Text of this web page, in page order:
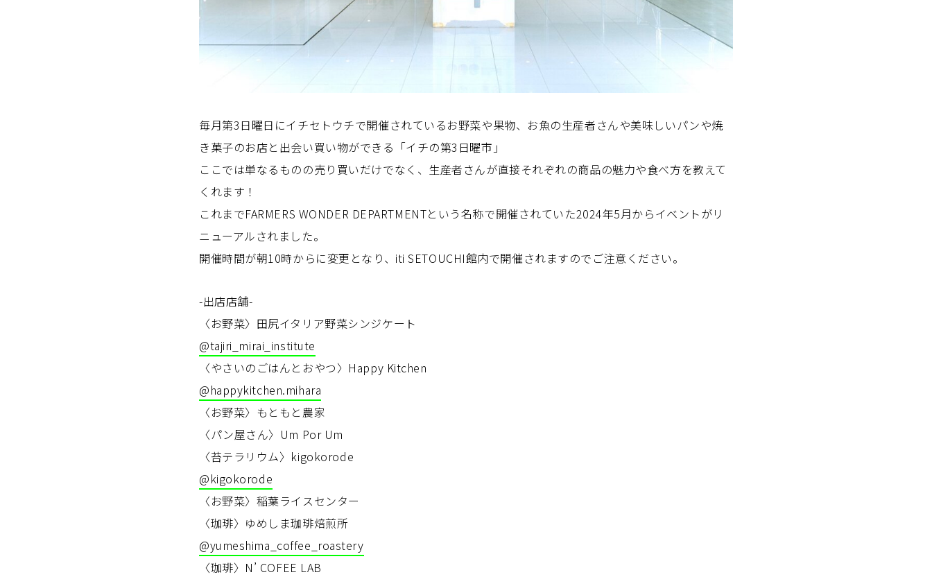
毎月第3日曜日にイチセトウチで開催されているお野菜や果物、お魚の生産者さんや美味しいパンや焼
き菓子のお店と出会い買い物ができる「イチの第3日曜市」
ここでは単なるものの売り買いだけでなく、生産者さんが直接それぞれの商品の魅力や食べ方を教えて
くれます！
これまでFARMERS WONDER DEPARTMENTという名称で開催されていた2024年5月からイベントがリ
ニューアルされました。
開催時間が朝10時からに変更となり、iti SETOUCHI館内で開催されますのでご注意ください。
-出店店舗-
〈お野菜〉田尻イタリア野菜シンジケート
@tajiri_mirai_institute
〈やさいのごはんとおやつ〉Happy Kitchen
@happykitchen.mihara
〈お野菜〉もともと農家
〈パン屋さん〉Um Por Um
〈苔テラリウム〉kigokorode
@kigokorode
〈お野菜〉稲葉ライスセンター
〈珈琲〉ゆめしま珈琲焙煎所
@yumeshima_coffee_roastery
〈珈琲〉N’ COFEE LAB